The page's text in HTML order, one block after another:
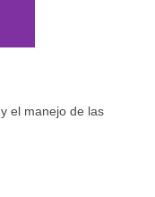
el manejo de las